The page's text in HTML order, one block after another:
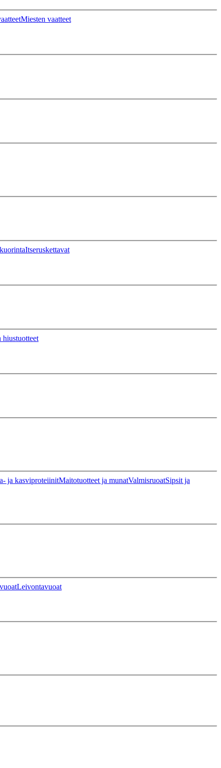
Miesten vaatteet
Itseruskettavat
hiustuotteet
ja kasviproteiinitMaitotuotteet ja munatValmisruoatSipsit ja
Leivontavuoat